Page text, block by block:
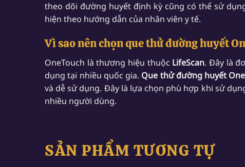
theo dõi đường huyết định kỳ cũng có thể sử
hiện theo hướng dẫn của nhân viên y tế.
Vì sao nên chọn que thử đường huyết
OneTouch là thương hiệu thuộc LifeScan. Đây là
dụng tại nhiều quốc gia. Que thử đường huyết
và dễ sử dụng. Đây là lựa chọn phù hợp khi sử
nhiều người dùng.
SẢN PHẨM TƯƠNG TỰ